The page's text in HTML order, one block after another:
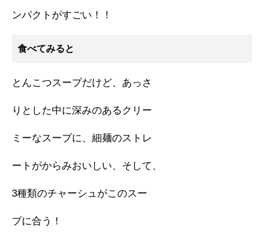
ンパクトがすごい！！
食べてみると
とんこつスープだけど、あっさ
りとした中に深みのあるクリー
ミーなスープに、細麺のストレ
ートがからみおいしい、そして、
3種類のチャーシュがこのスー
プに合う！